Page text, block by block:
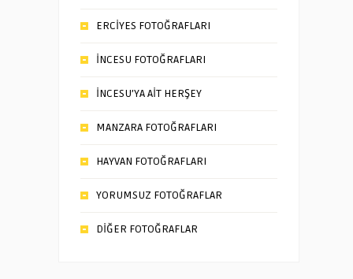
ERCİYES FOTOĞRAFLARI
İNCESU FOTOĞRAFLARI
İNCESU’YA AİT HERŞEY
MANZARA FOTOĞRAFLARI
HAYVAN FOTOĞRAFLARI
YORUMSUZ FOTOĞRAFLAR
DİĞER FOTOĞRAFLAR